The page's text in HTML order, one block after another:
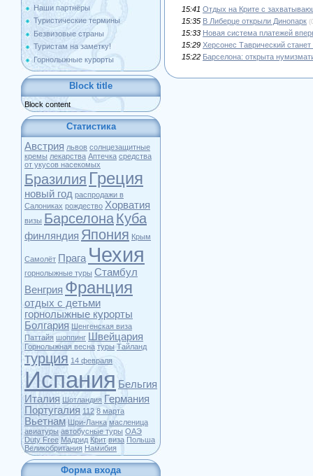
Наши партнёры
Туристические термины
Безвизовые страны
Туристам на заметку!
Горнолыжные курорты
Block title
Block content
Статистика
Австрия львов солнцезащитные
кремы лекарства Аптечка средства
от укусов насекомых
Бразилия Греция
новый год распродажи в
Салониках рождество Хорватия
визы БарселонаКуба
финляндия Япония Крым
Самолёт Прага Чехия
горнолыжные туры Стамбул
Венгрия Франция
отдых с детьми
горнолыжные курорты
Болгария Шенгенская виза
Паттайя шоппинг Швейцария
Горнолыжная весна туры Тайланд
турция 14 февраля
Испания Бельгия
Италия Шотландия Германия
Португалия 112 8 марта
Вьетнам Шри-Ланка масленица
авиатуры автобусные туры ОАЭ
Duty Free Мадрид Крит виза Польша
Великобритания Намибия
Форма входа
15:41 Отдых на Крите с
15:35 В Либерце открыли Динопарк
15:33 Новая система платежей
15:29 Херсонес Таврический
15:22 Барселона: открыта